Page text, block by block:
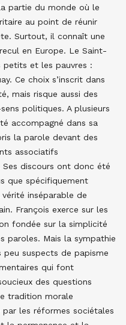
partie du monde où le
au point de réunir
Surtout, il connaît une
en Europe. Le Saint-
petits et les pauvres :
Ce choix s’inscrit dans
mais risque aussi des
politiques. A plusieurs
accompagné dans sa
la parole devant des
associatifs
discours ont donc été
que spécifiquement
inséparable de
François exerce sur les
fondée sur la simplicité
paroles. Mais la sympathie
suspects de papisme
qui font
des questions
tradition morale
les réformes sociétales